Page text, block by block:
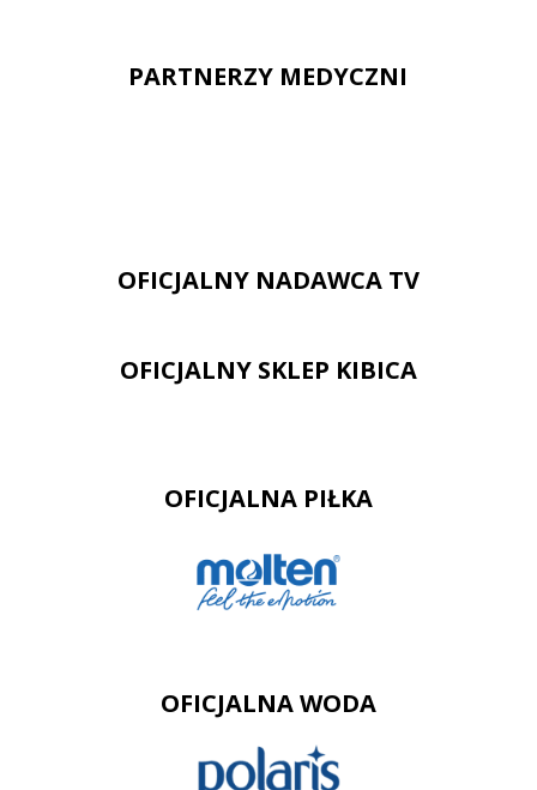
PARTNERZY MEDYCZNI
OFICJALNY NADAWCA TV
OFICJALNY SKLEP KIBICA
OFICJALNA PIŁKA
OFICJALNA WODA